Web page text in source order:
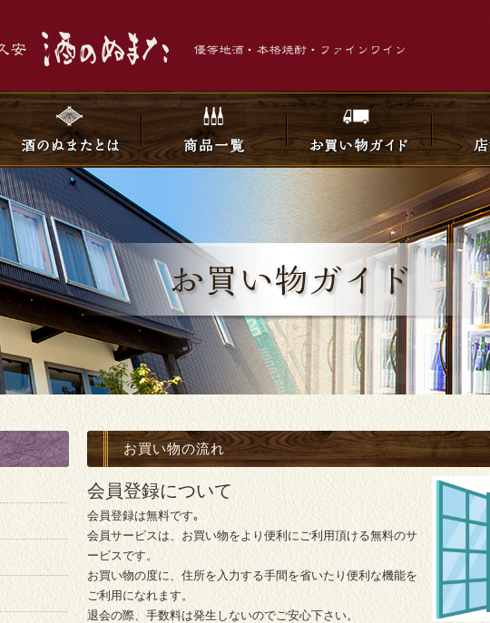
お買い物の流れ
会員登録について
会員登録は無料です｡
会員サービスは、お買い物をより便利にご利用頂ける無料のサ
ービスです。
お買い物の度に、住所を入力する手間を省いたり便利な機能を
ご利用になれます。
退会の際、手数料は発生しないのでご安心下さい。